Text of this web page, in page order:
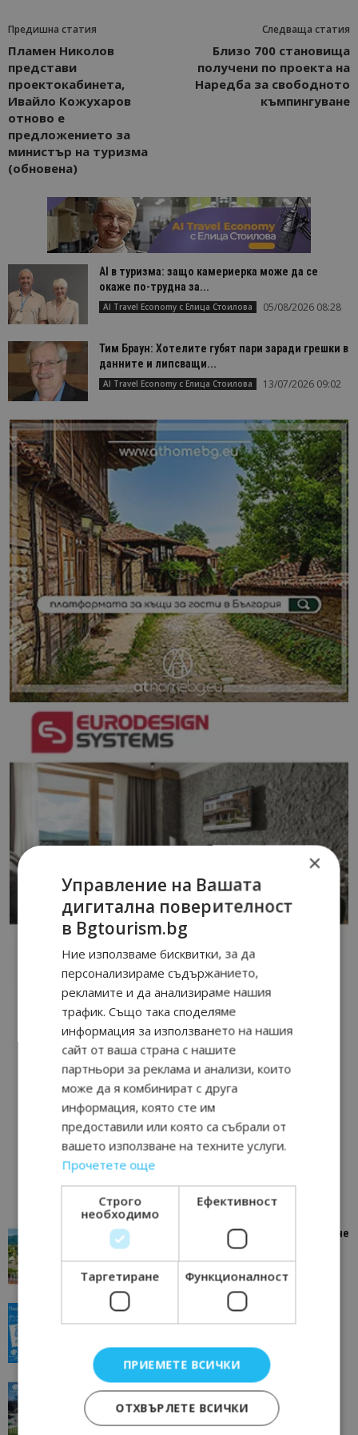
Предишна статия
Пламен Николов
представи
проектокабинета,
Ивайло Кожухаров
отново е
предложението за
министър на туризма
(обновена)
Следваща статия
Близо 700 становища
получени по проекта на
Наредба за свободното
къмпингуване
AI в туризма: защо камериерка може да се
окаже по-трудна за...
AI Travel Economy с Елица Стоилова 05/08/2026 08:28
Тим Браун: Хотелите губят пари заради грешки в
данните и липсващи...
AI Travel Economy с Елица Стоилова 13/07/2026 09:02
“Пощенска картичка от…”: Петрич – Изживяване
отвъд очакваното
“Пощенска картичка от…”: Пловдив, градът на
всички времена
Пловдив 23/06/2026 10:00
“Пощенска картичка от…”: Перник – град на
традициите, културата и вдъхновяващите...
Перник 17/06/2026 09:01
×
Управление на Вашата
дигитална поверителност
в Bgtourism.bg
Ние използваме бисквитки, за да
персонализираме съдържанието,
рекламите и да анализираме нашия
трафик. Също така споделяме
информация за използването на нашия
сайт от ваша страна с нашите
партньори за реклама и анализи, които
може да я комбинират с друга
информация, която сте им
предоставили или която са събрали от
вашето използване на техните услуги.
Прочетете още
Строго
необходимо
Ефективност
Таргетиране Функционалност
ПРИЕМЕТЕ ВСИЧКИ
ОТХВЪРЛЕТЕ ВСИЧКИ